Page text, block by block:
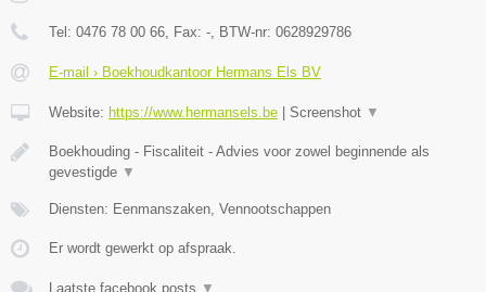
Tel: 0476 78 00 66, Fax: -, BTW-nr: 0628929786
E-mail › Boekhoudkantoor Hermans Els BV
Website: https://www.hermansels.be Screenshot ▼
Boekhouding - Fiscaliteit - Advies voor zowel beginnende als
gevestigde ▼
Diensten: Eenmanszaken, Vennootschappen
Er wordt gewerkt op afspraak.
Laatste facebook posts ▼